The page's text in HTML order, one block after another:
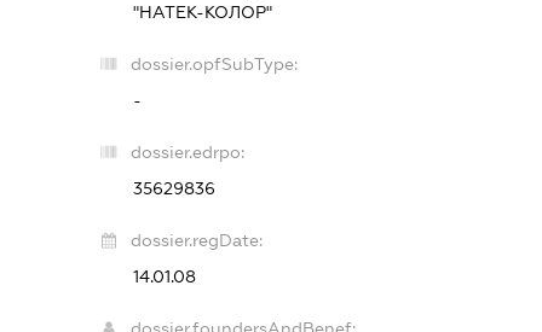
"НАТЕК-КОЛОР"
dossier.opfSubType:
-
dossier.edrpo:
35629836
dossier.regDate:
14.01.08
dossier.foundersAndBenef: